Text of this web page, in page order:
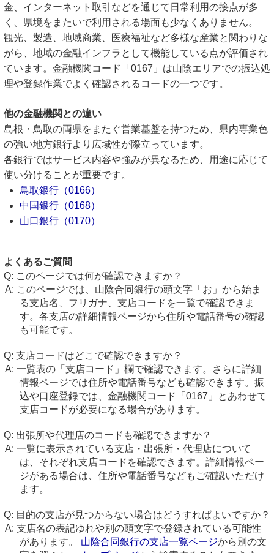
金、インターネット取引などを通じて日常利用の接点が多
く、県境をまたいで利用される場面も少なくありません。
観光、製造、地域商業、医療福祉など多様な産業と関わりな
がら、地域の金融インフラとして機能している点が評価され
ています。金融機関コード「0167」は山陰エリアでの振込処
理や登録作業でよく確認されるコードの一つです。
他の金融機関との違い
島根・鳥取の両県をまたぐ営業基盤を持つため、県内専業色
の強い地方銀行より広域性が際立っています。
各銀行ではサービス内容や強みが異なるため、用途に応じて
使い分けることが重要です。
鳥取銀行（0166）
中国銀行（0168）
山口銀行（0170）
よくあるご質問
このページでは何が確認できますか？
このページでは、山陰合同銀行の頭文字「お」から始ま
る支店名、フリガナ、支店コードを一覧で確認できま
す。各支店の詳細情報ページから住所や電話番号の確認
も可能です。
支店コードはどこで確認できますか？
一覧表の「支店コード」欄で確認できます。さらに詳細
情報ページでは住所や電話番号なども確認できます。振
込や口座登録では、金融機関コード「0167」とあわせて
支店コードが必要になる場合があります。
出張所や代理店のコードも確認できますか？
一覧に表示されている支店・出張所・代理店について
は、それぞれ支店コードを確認できます。詳細情報ペー
ジがある場合は、住所や電話番号などもご確認いただけ
ます。
目的の支店が見つからない場合はどうすればよいですか？
支店名の表記ゆれや別の頭文字で登録されている可能性
があります。 山陰合同銀行の支店一覧ページから別の文